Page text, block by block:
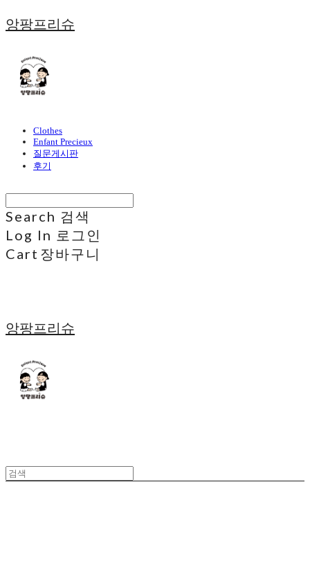
앙팡프리슈
Clothes
Enfant Precieux
질문게시판
후기
Search 검색
Log In 로그인
Cart 장바구니
앙팡프리슈